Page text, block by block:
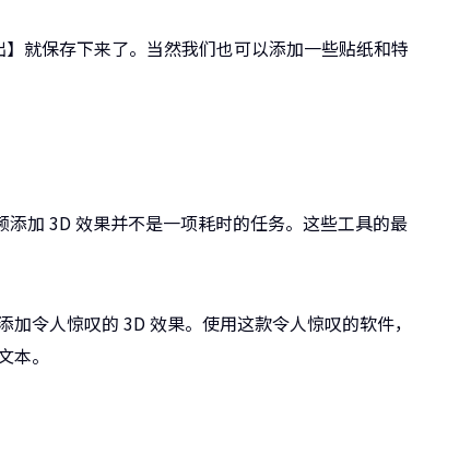
就保存下来了。当然我们也可以添加一些贴纸和特
加 3D 效果并不是一项耗时的任务。这些工具的最
加令人惊叹的 3D 效果。使用这款令人惊叹的软件，
。